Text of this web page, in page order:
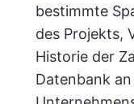
bestimmte
des Projekts,
Historie der
Datenbank